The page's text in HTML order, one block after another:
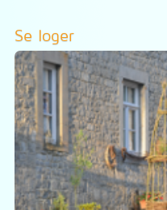
Se loger